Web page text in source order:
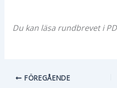
Du kan läsa rundbrevet i
FÖREGÅENDE